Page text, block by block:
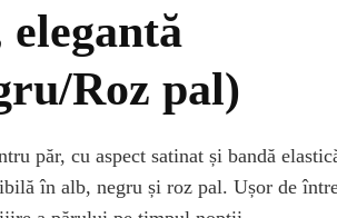
Roz pal)
păr, cu aspect satinat și bandă
în alb, negru și roz pal. Ușor de